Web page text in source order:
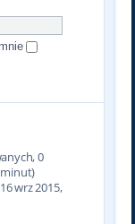
0
wrz 2015,